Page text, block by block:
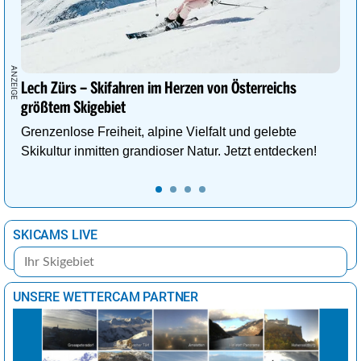
Kairo 37° sonnig
London 24° heiter
Los Angeles
Madrid 38° sonnig
Moskau 24° sonnig 32%
Nairobi
New York
Ottawa 26° heiter
Panama-Stadt 31° Sprühregen
30° sonnig
Lech Zürs – Skifahren im Herzen von Österreichs
größtem Skigebiet
Grenzenlose Freiheit, alpine Vielfalt und gelebte
Skikultur inmitten grandioser Natur. Jetzt entdecken!
SKICAMS LIVE
UNSERE WETTERCAM PARTNER